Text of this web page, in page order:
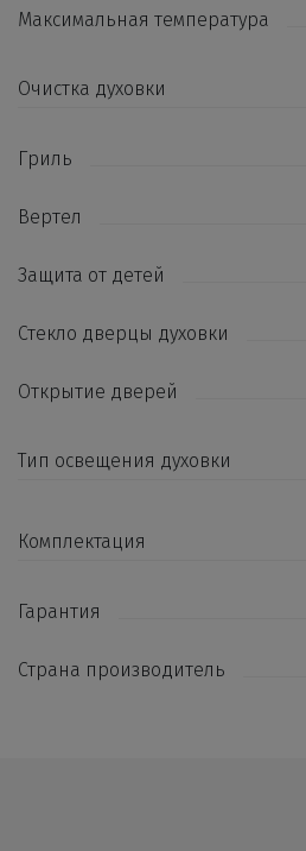
Максимальная температура
Очистка духовки
Гриль
Вертел
Защита от детей
Стекло дверцы духовки
Открытие дверей
Тип освещения духовки
Комплектация
Гарантия
Страна производитель